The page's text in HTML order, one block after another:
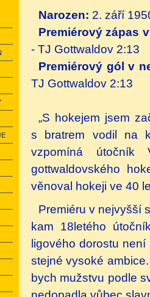
Narozen: 2. září
Premiérový zápas
- TJ Gottwaldov 2:13
Premiérový gól v
TJ Gottwaldov 2:13
„S hokejem jsem
s bratrem vodil na
vzpomíná
gottwaldovského
věnoval hokeji ve 40
Premiéru v nejvyšší
kam 18letého
ligového dorostu
stejné vysoké
bych mužstvu podle